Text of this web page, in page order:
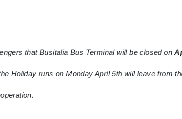
that Busitalia Bus Terminal will be closed on
Holiday runs on Monday April 5th will leave from